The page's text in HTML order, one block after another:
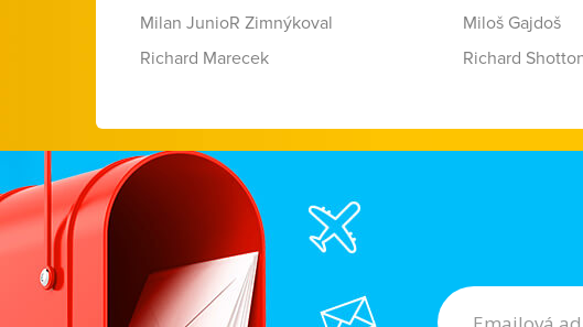
Milan JunioR Zimnýkoval
Miloš Gajdoš
Richard Marecek
Richard